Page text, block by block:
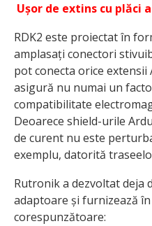
Ușor de extins cu plăci
RDK2 este proiectat în
amplasați conectori
pot conecta orice extensii
asigură nu numai un
compatibilitate
Deoarece shield-urile
de curent nu este
exemplu, datorită
Rutronik a dezvoltat deja
adaptoare și furnizează
corespunzătoare: